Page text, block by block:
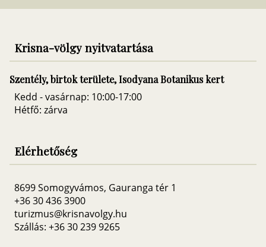
Krisna-völgy nyitvatartása
Szentély, birtok területe, Isodyana Botanikus kert
Kedd - vasárnap: 10:00-17:00
Hétfő: zárva
Elérhetőség
8699 Somogyvámos, Gauranga tér 1
+36 30 436 3900
turizmus@krisnavolgy.hu
Szállás: +36 30 239 9265